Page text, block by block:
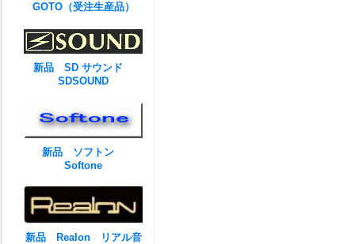
GOTO（受注生産品）
新品 SD サウンド
SDSOUND
新品 ソフトン
Softone
新品 Realon リアル音